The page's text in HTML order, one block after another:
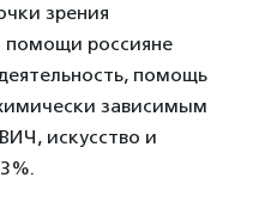
зрения
помощи россияне
помощь
зависимым
искусство и